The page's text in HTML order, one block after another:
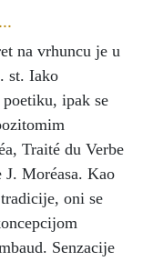
na vrhuncu je u
st. Iako
ipak se
Traité du Verbe
Moréasa. Kao
oni se
Senzacije